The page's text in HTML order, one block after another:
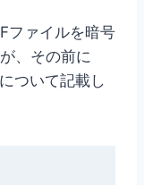
ファイルを暗号
、その前に
ついて記載し